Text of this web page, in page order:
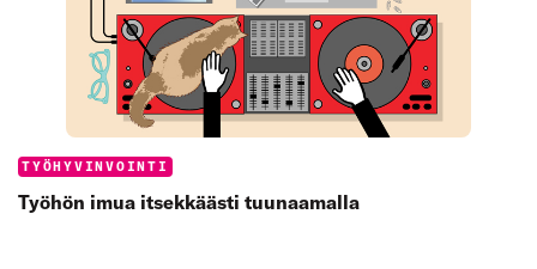
Categories:
TYÖHYVINVOINTI
Työhön imua itsekkäästi tuunaamalla